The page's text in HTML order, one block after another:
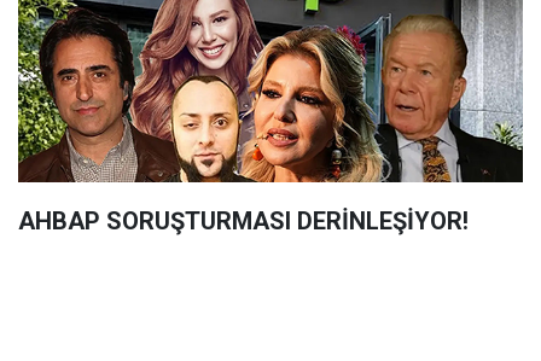
AHBAP SORUŞTURMASI DERİNLEŞİYOR!